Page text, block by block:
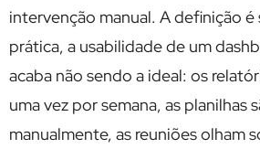
intervenção manual. A definição é
prática, a usabilidade de um
acaba não sendo a ideal: os
uma vez por semana, as planilhas
manualmente, as reuniões olham